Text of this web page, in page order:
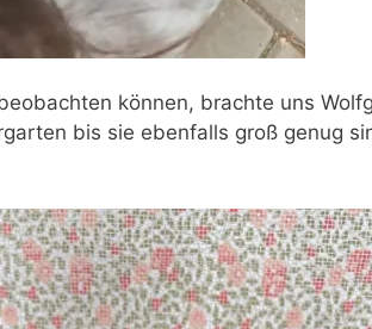
können, brachte uns
bis sie ebenfalls groß genug